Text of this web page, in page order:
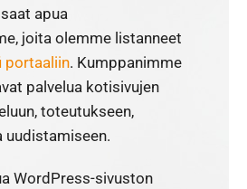
apua
joita olemme listanneet
portaaliin. Kumppanimme
palvelua kotisivujen
toteutukseen,
uudistamiseen.
WordPress-sivuston